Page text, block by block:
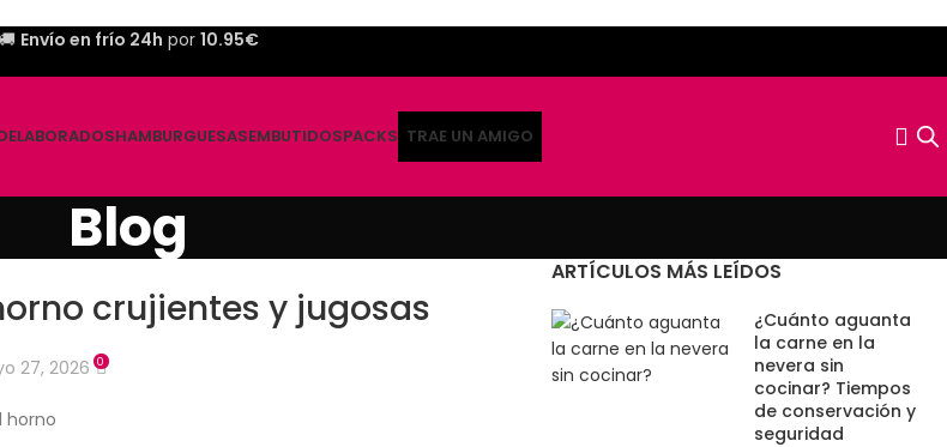
🚚 Envío en frío 24h por 10.95€
ELABORADOSHAMBURGUESASEMBUTIDOSPACKS TRAE UN AMIGO
Blog
crujientes y jugosas
27, 2026 0
ARTÍCULOS MÁS LEÍDOS
¿Cuánto aguanta
la carne en la
nevera sin
cocinar? Tiempos
de conservación y
seguridad